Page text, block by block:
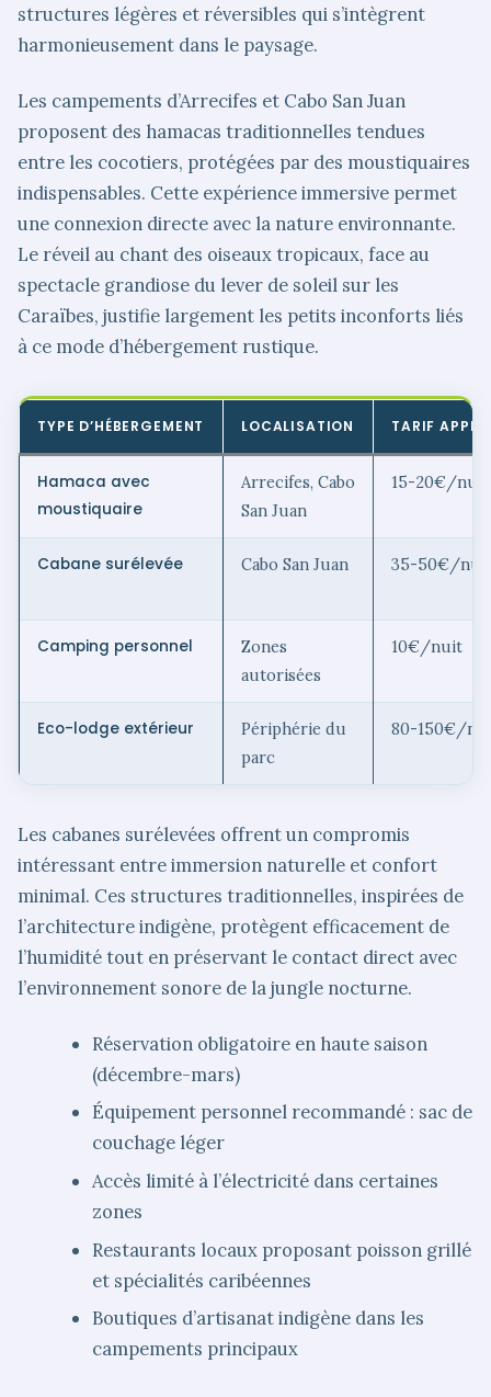
structures légères et réversibles qui s’intègrent
harmonieusement dans le paysage.
Les campements d’Arrecifes et Cabo San Juan
proposent des hamacas traditionnelles tendues
entre les cocotiers, protégées par des moustiquaires
indispensables. Cette expérience immersive permet
une connexion directe avec la nature environnante.
Le réveil au chant des oiseaux tropicaux, face au
spectacle grandiose du lever de soleil sur les
Caraïbes, justifie largement les petits inconforts liés
à ce mode d’hébergement rustique.
TYPE D’HÉBERGEMENT LOCALISATION TARIF
Hamaca avec
moustiquaire
Arrecifes, Cabo
San Juan
15-20€/nuit
Cabane surélevée Cabo San Juan 35-50€/nuit
Camping personnel
Zones
autorisées
10€/nuit
Eco-lodge extérieur
Périphérie du
parc
80-150€/
Les cabanes surélevées offrent un compromis
intéressant entre immersion naturelle et confort
minimal. Ces structures traditionnelles, inspirées de
l’architecture indigène, protègent efficacement de
l’humidité tout en préservant le contact direct avec
l’environnement sonore de la jungle nocturne.
Réservation obligatoire en haute saison
(décembre-mars)
Équipement personnel recommandé : sac de
couchage léger
Accès limité à l’électricité dans certaines
zones
Restaurants locaux proposant poisson grillé
et spécialités caribéennes
Boutiques d’artisanat indigène dans les
campements principaux